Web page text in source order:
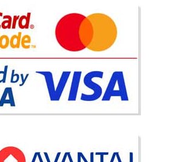
4.950 Lei
Pret Redus 3.000 Lei
Stoc Epuizat - Indisponibil
Adauga la Favorite